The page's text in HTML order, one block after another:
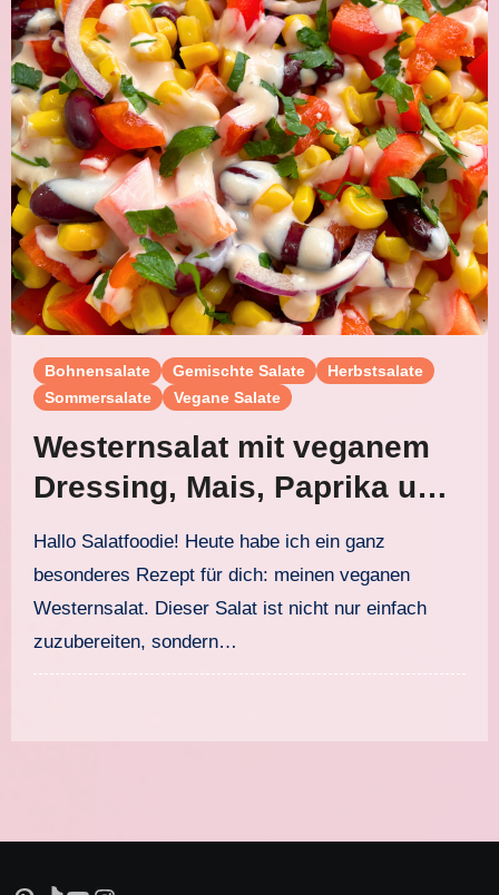
Bohnensalate Gemischte Salate
Herbstsalate
Sommersalate
Vegane Salate
Westernsalat mit veganem
Dressing, Mais, Paprika und
Kidneybohnen
Hallo Salatfoodie! Heute habe ich ein ganz
besonderes Rezept für dich: meinen veganen
Westernsalat. Dieser Salat ist nicht nur einfach
zuzubereiten, sondern…